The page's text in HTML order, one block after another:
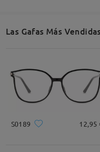
Las Gafas Más Vendidas
S0189 12,95